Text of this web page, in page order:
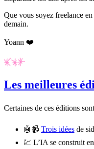
Que vous soyez freelance
demain.
Yoann ❤️
Les meilleures
Certaines de ces éditions
🤖📹 Trois idées de
💹 L’IA se construit en